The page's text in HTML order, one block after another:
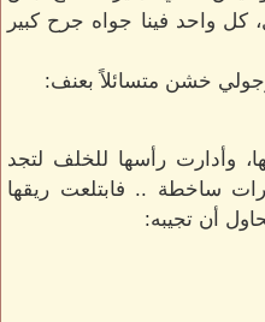
واحد فينا جواه جرح كبير
خشن متسائلاً بعنف:
وأدارت رأسها للخلف لتجد
ساخطة .. فابتلعت ريقها
أن تجيبه: